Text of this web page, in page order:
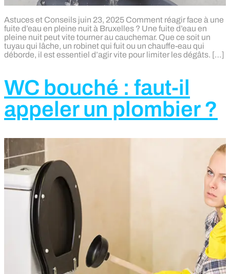
Astuces et Conseils juin 23, 2025 Comment réagir face à une
fuite d’eau en pleine nuit à Bruxelles ? Une fuite d’eau en
pleine nuit peut vite tourner au cauchemar. Que ce soit un
tuyau qui lâche, un robinet qui fuit ou un chauffe-eau qui
déborde, il est essentiel d’agir vite pour limiter les dégâts. […]
WC bouché : faut-il
appeler un plombier ?